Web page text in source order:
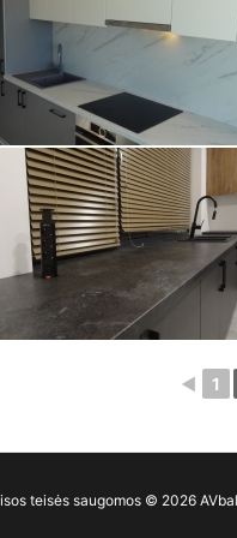
◄ 1
teisės saugomos © 2026